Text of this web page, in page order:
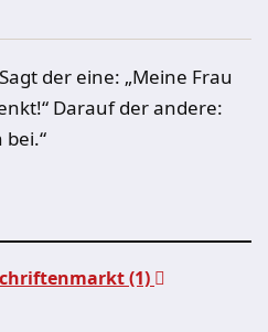
der eine: „Meine Frau
Darauf der andere:
(1)